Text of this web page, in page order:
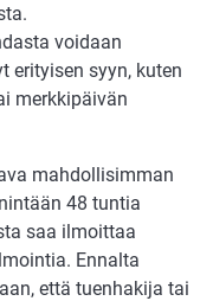
voidaan
erityisen syyn, kuten
merkkipäivän
mahdollisimman
48 tuntia
saa ilmoittaa
Ennalta
että tuenhakija tai